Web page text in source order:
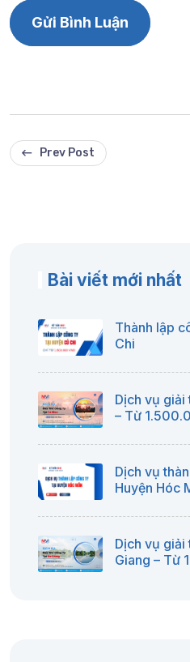
Prev Post
Bài viết mới nhất
Thành lập
Chi
Dịch vụ giải
– Từ
Dịch vụ
Huyện Hóc
Dịch vụ giải
Giang – Từ